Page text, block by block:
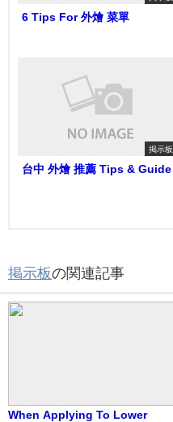
6 Tips For 外燴 菜單
掲示板
台中 外燴 推薦 Tips & Guide
掲示板の関連記事
When Applying To Lower